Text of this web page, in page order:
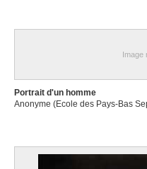
Image
Portrait d'un homme
Anonyme (Ecole des Pays-Bas